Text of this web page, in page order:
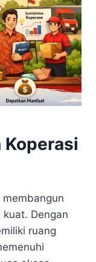
Koperasi
Dengan
ruang